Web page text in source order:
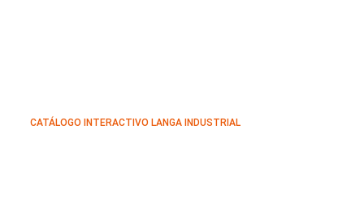
CATÁLOGO INTERACTIVO LANGA INDUSTRIAL